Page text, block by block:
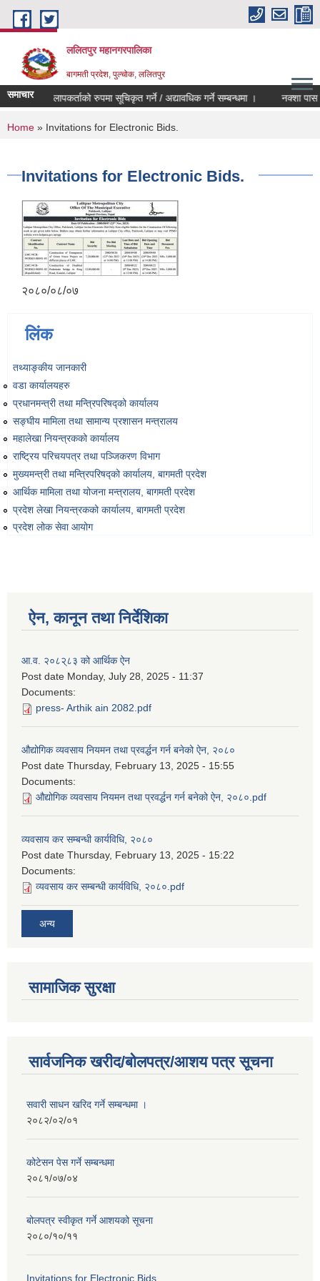
Skip to main content
ललितपुर महानगरपालिका
बागमती प्रदेश, पुल्चोक, ललितपुर
समाचारमेलमिलापकर्ताको रुपमा सूचिकृत गर्ने / अद्यावधिक गर्ने सम्बन्धमा । नक्शा पास
You are here
Home » Invitations for Electronic Bids.
Invitations for Electronic Bids.
२०८०/०८/०७
लिंक
तथ्याङ्‍कीय जानकारी
वडा कार्यालयहरु
प्रधानमन्त्री तथा मन्त्रिपरिषद्को कार्यालय
सङ्‍घीय मामिला तथा सामान्य प्रशासन मन्त्रालय
महालेखा नियन्त्रकको कार्यालय
राष्ट्रिय परिचयपत्र तथा पञ्‍जिकरण विभाग
मुख्यमन्त्री तथा मन्त्रिपरिषद्को कार्यालय, बागमती प्रदेश
आर्थिक मामिला तथा योजना मन्त्रालय, बागमती प्रदेश
प्रदेश लेखा नियन्त्रकको कार्यालय, बागमती प्रदेश
प्रदेश लोक सेवा आयोग
ऐन, कानून तथा निर्देशिका
आ.व. २०८२्८३ को आर्थिक ऐन
Post date Monday, July 28, 2025 - 11:37
Documents:
press- Arthik ain 2082.pdf
औद्योगिक व्यवसाय नियमन तथा प्रवर्द्धन गर्न बनेको ऐन, २०८०
Post date Thursday, February 13, 2025 - 15:55
Documents:
औद्योगिक व्यवसाय नियमन तथा प्रवर्द्धन गर्न बनेको ऐन, २०८०.pdf
व्यवसाय कर सम्बन्धी कार्यविधि, २०८०
Post date Thursday, February 13, 2025 - 15:22
Documents:
व्यवसाय कर सम्बन्धी कार्यविधि, २०८०.pdf
अन्य
सामाजिक सुरक्षा
सार्वजनिक खरीद/बोलपत्र/आशय पत्र सूचना
सवारी साधन खरिद गर्ने सम्बन्धमा ।
२०८२/०२/०१
कोटेसन पेस गर्ने सम्बन्धमा
२०८१/०७/०४
बोलपत्र स्वीकृत गर्ने आशयको सूचना
२०८०/१०/११
Invitations for Electronic Bids.